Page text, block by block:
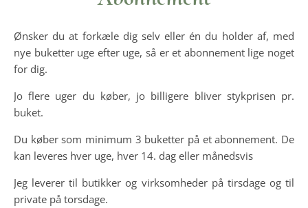
Ønsker du at forkæle dig selv eller én du holder af, med
nye buketter uge efter uge, så er et abonnement lige noget
for dig.
Jo flere uger du køber, jo billigere bliver stykprisen pr.
buket.
Du køber som minimum 3 buketter på et abonnement. De
kan leveres hver uge, hver 14. dag eller månedsvis
Jeg leverer til butikker og virksomheder på tirsdage og til
private på torsdage.